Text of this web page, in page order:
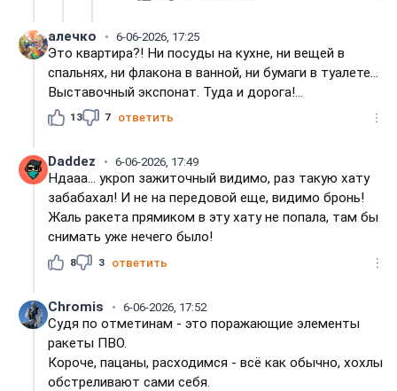
алечко 6-06-2026, 17:25
Это квартира?! Ни посуды на кухне, ни вещей в
спальнях, ни флакона в ванной, ни бумаги в туалете...
Выставочный экспонат. Туда и дорога!...
13 7 ответить
Daddez 6-06-2026, 17:49
Ндааа... укроп зажиточный видимо, раз такую хату
забабахал! И не на передовой еще, видимо бронь!
Жаль ракета прямиком в эту хату не попала, там бы
снимать уже нечего было!
8 3 ответить
Chromis 6-06-2026, 17:52
Судя по отметинам - это поражающие элементы
ракеты ПВО.
Короче, пацаны, расходимся - всё как обычно, хохлы
обстреливают сами себя.